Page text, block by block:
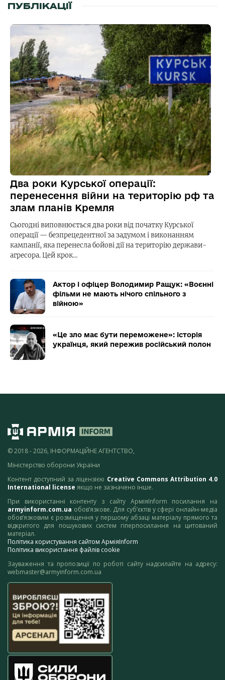
ПУБЛІКАЦІЇ
Два роки Курської операції:
перенесення війни на територію рф та
злам планів Кремля
Сьогодні виповнюється два роки від початку Курської
операції — безпрецедентної за задумом і виконанням
кампанії, яка перенесла бойові дії на територію держави-
агресора. Цей крок…
Актор і офіцер Володимир Ращук: «Воєнні
фільми не мають нічого спільного з
війною»
«Це зло має бути переможене»: історія
українця, який пережив російський полон
© 2018 - 2026, ІНФОРМАЦІЙНЕ АГЕНТСТВО,
Міністерство оборони України
Контент доступний за ліцензією Creative Commons Attribution 4.0
International license якщо не зазначено інше.
При використанні контенту з сайту АрміяInform посилання на
armyinform.com.ua обов’язкове. Для суб’єктів у сфері онлайн-медіа
обов’язковим є розміщення у першому абзаці матеріалу прямого та
відкритого для пошукових систем гіперпосилання на цитований
матеріал.
Політика користування сайтом АрміяInform
Політика використання файлів cookie
Зауваження та пропозиції по роботі сайту надсилайте на адресу:
webmaster@armyinform.com.ua